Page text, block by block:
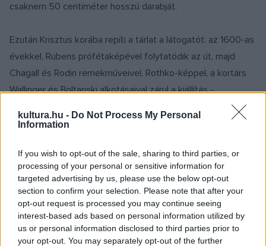
kultura.hu - Do Not Process My Personal
Information
If you wish to opt-out of the sale, sharing to third parties, or
processing of your personal or sensitive information for
targeted advertising by us, please use the below opt-out
section to confirm your selection. Please note that after your
opt-out request is processed you may continue seeing
interest-based ads based on personal information utilized by
us or personal information disclosed to third parties prior to
your opt-out. You may separately opt-out of the further
csaknem 50 centiméter hosszú darabját.
Ezután Krisztus korába repíti a tárlat a látogatót: az 1600-as
évekkel, Rubens prófétaképével folytatódik az út, majd
Chagall és Rodin remekműveivel, Rothko-képpel, a kortárs
Wallinger és Boltanski alkotásaival zárul a kiállítás -
Jeruzsálem abban hasonlít egymásra, hogy mindkettő
szakralitás értelmezése és művészi megnyilvánulása az a
rendezőelv, amely átfogja a tervezett budapesti kiállítás
egészét.
Hiller István kiemelte: nagyszerű együttműködés
eredményeképp érkezik ide a gazdag anyag. A miniszter